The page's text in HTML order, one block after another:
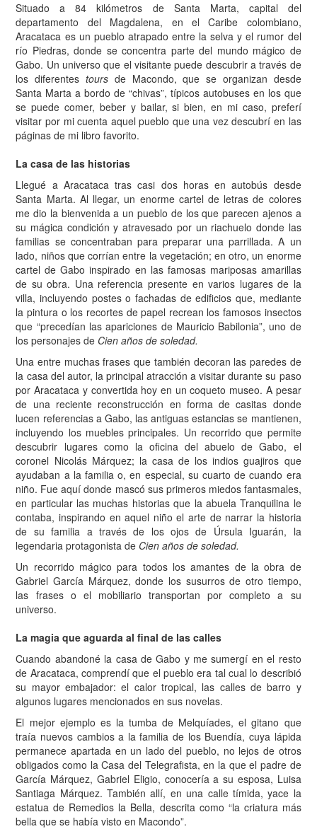
Situado a 84 kilómetros de Santa Marta, capital del
departamento del Magdalena, en el Caribe colombiano,
Aracataca es un pueblo atrapado entre la selva y el rumor del
río Piedras, donde se concentra parte del mundo mágico de
Gabo. Un universo que el visitante puede descubrir a través de
los diferentes toursde Macondo, que se organizan desde
Santa Marta a bordo de “chivas”, típicos autobuses en los que
se puede comer, beber y bailar, si bien, en mi caso, preferí
visitar por mi cuenta aquel pueblo que una vez descubrí en las
páginas de mi libro favorito.
La casa de las historias
Llegué a Aracataca tras casi dos horas en autobús desde
Santa Marta. Al llegar, un enorme cartel de letras de colores
me dio la bienvenida a un pueblo de los que parecen ajenos a
su mágica condición y atravesado por un riachuelo donde las
familias se concentraban para preparar una parrillada. A un
lado, niños que corrían entre la vegetación; en otro, un enorme
cartel de Gabo inspirado en las famosas mariposas amarillas
de su obra. Una referencia presente en varios lugares de la
villa, incluyendo postes o fachadas de edificios que, mediante
la pintura o los recortes de papel recrean los famosos insectos
que “precedían las apariciones de Mauricio Babilonia”, uno de
los personajes de Cien años de soledad.
Una entre muchas frases que también decoran las paredes de
la casa del autor, la principal atracción a visitar durante su paso
por Aracataca y convertida hoy en un coqueto museo. A pesar
de una reciente reconstrucción en forma de casitas donde
lucen referencias a Gabo, las antiguas estancias se mantienen,
incluyendo los muebles principales. Un recorrido que permite
descubrir lugares como la oficina del abuelo de Gabo, el
coronel Nicolás Márquez; la casa de los indios guajiros que
ayudaban a la familia o, en especial, su cuarto de cuando era
niño. Fue aquí donde mascó sus primeros miedos fantasmales,
en particular las muchas historias que la abuela Tranquilina le
contaba, inspirando en aquel niño el arte de narrar la historia
de su familia a través de los ojos de Úrsula Iguarán, la
legendaria protagonista de Cien años de soledad.
Un recorrido mágico para todos los amantes de la obra de
Gabriel García Márquez, donde los susurros de otro tiempo,
las frases o el mobiliario transportan por completo a su
universo.
La magia que aguardaal final de las calles
Cuando abandoné la casa de Gabo y me sumergí en el resto
de Aracataca, comprendí que el pueblo era tal cual lo describió
su mayor embajador: el calor tropical, las calles de barro y
algunos lugares mencionados en sus novelas.
El mejor ejemplo es la tumba de Melquíades, el gitano que
traía nuevos cambios a la familia de los Buendía, cuya lápida
permanece apartada en un lado del pueblo, no lejos de otros
obligados como la Casa del Telegrafista, en la que el padre de
García Márquez, Gabriel Eligio, conocería a su esposa, Luisa
Santiaga Márquez. También allí, en una calle tímida, yace la
estatua de Remedios la Bella, descrita como “la criatura más
bella que se había visto en Macondo”.